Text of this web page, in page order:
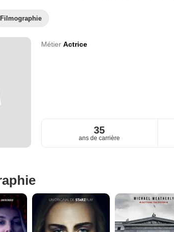
Filmographie
Métier Actrice
35
ans de carrière